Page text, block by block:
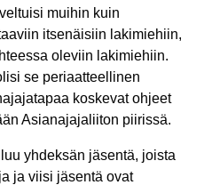
muihin kuin
itsenäisiin lakimiehiin,
oleviin lakimiehiin.
se periaatteellinen
koskevat ohjeet
Asianajajaliiton piirissä.
yhdeksän jäsentä, joista
ja viisi jäsentä ovat